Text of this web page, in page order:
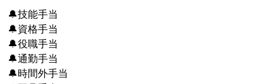
🔔技能手当
🔔資格手当
🔔役職手当
🔔通勤手当
🔔時間外手当